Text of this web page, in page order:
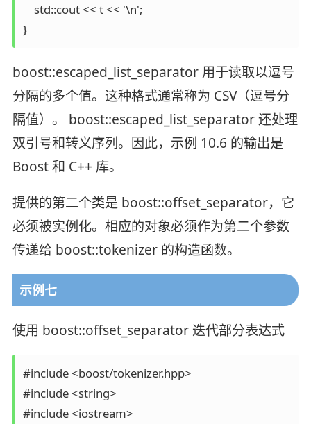
    std::cout << t << '\n';
}
boost::escaped_list_separator 用于读取以逗号
分隔的多个值。这种格式通常称为 CSV（逗号分
隔值）。 boost::escaped_list_separator 还处理
双引号和转义序列。因此，示例 10.6 的输出是
Boost 和 C++ 库。
提供的第二个类是 boost::offset_separator，它
必须被实例化。相应的对象必须作为第二个参数
传递给 boost::tokenizer 的构造函数。
示例七
使用 boost::offset_separator 迭代部分表达式
#include <boost/tokenizer.hpp>
#include <string>
#include <iostream>